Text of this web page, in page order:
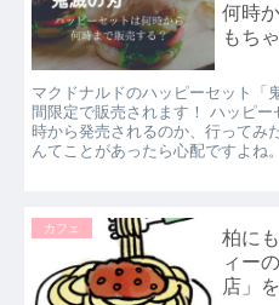
何時
もち
マクドナルドのハッピーセット「
間限定で販売されます！ ハッピ
時から発売されるのか、行ってみ
んてことがあったら心配ですよね
カフェ
柏に
ィー
店」